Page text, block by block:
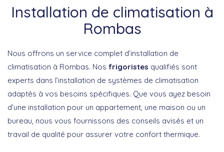
Installation de climatisation à
Rombas
Nous offrons un service complet d’installation de
climatisation à Rombas. Nos frigoristes qualifiés sont
experts dans l’installation de systèmes de climatisation
adaptés à vos besoins spécifiques. Que vous ayez besoin
d’une installation pour un appartement, une maison ou un
bureau, nous vous fournissons des conseils avisés et un
travail de qualité pour assurer votre confort thermique.